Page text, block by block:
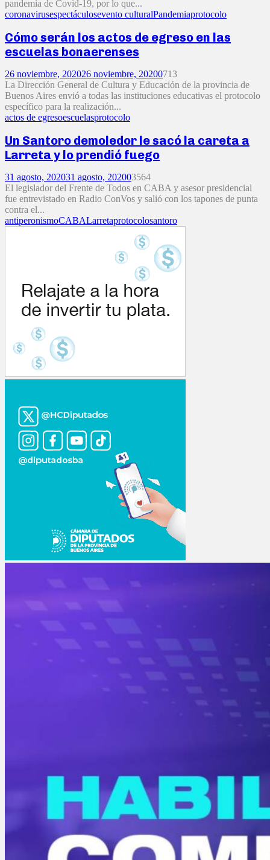
pandemia de Covid-19, por lo que...
coronavirusespectáculosevento culturalPandemiaprotocolo
Cómo serán los actos de egreso en las
escuelas bonaerenses
26 noviembre, 202026 noviembre, 20200713
La Dirección General de Cultura y Educación de la provincia de
Buenos Aires envió a todas las instituciones educativas el protocolo
específico para la realización...
actos de egresoescuelasprotocolo
Un Santoro demoledor le sacó la careta a
Larreta y lo prendió fuego
31 agosto, 202031 agosto, 202003564
El legislador del Frente de Todos en CABA y asesor presidencial
fue entrevistado en Radio ConVos y salió con los tapones de punta
contra el...
antiperonismoCABALarretaprotocolosantoro